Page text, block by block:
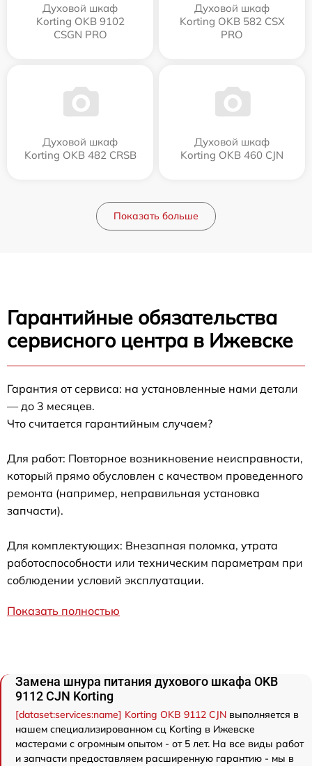
Духовой шкаф
Korting OKB 9102
CSGN PRO
Духовой шкаф
Korting OKB 582 CSX
PRO
Духовой шкаф
Korting OKB 482 CRSB
Духовой шкаф
Korting OKB 460 CJN
Показать больше
Гарантийные обязательства
сервисного центра в Ижевске
Гарантия от сервиса: на установленные нами детали
— до 3 месяцев.
Что считается гарантийным случаем?
Для работ: Повторное возникновение неисправности,
который прямо обусловлен с качеством проведенного
ремонта (например, неправильная установка
запчасти).
Для комплектующих: Внезапная поломка, утрата
работоспособности или техническим параметрам при
соблюдении условий эксплуатации.
Показать полностью
Замена шнура питания духового шкафа OKB
9112 CJN Korting
[dataset:services:name] Korting OKB 9112 CJN выполняется в
нашем специализированном сц Korting в Ижевске
мастерами с огромным опытом - от 5 лет. На все виды работ
и запчасти предоставляем расширенную гарантию - мы в